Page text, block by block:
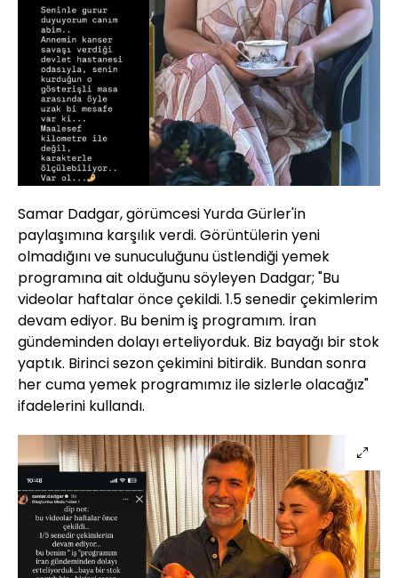
Samar Dadgar, görümcesi Yurda Gürler'in
paylaşımına karşılık verdi. Görüntülerin yeni
olmadığını ve sunuculuğunu üstlendiği yemek
programına ait olduğunu söyleyen Dadgar; "Bu
videolar haftalar önce çekildi. 1.5 senedir çekimlerim
devam ediyor. Bu benim iş programım. İran
gündeminden dolayı erteliyorduk. Biz bayağı bir stok
yaptık. Birinci sezon çekimini bitirdik. Bundan sonra
her cuma yemek programımız ile sizlerle olacağız"
ifadelerini kullandı.